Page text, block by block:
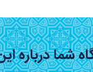
شما درباره